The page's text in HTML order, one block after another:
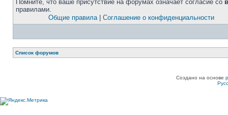
Помните, что ваше присутствие на форумах означает согласие со
правилами.
Общие правила| Соглашение о конфиденциальности
Список форумов
Создано на основе